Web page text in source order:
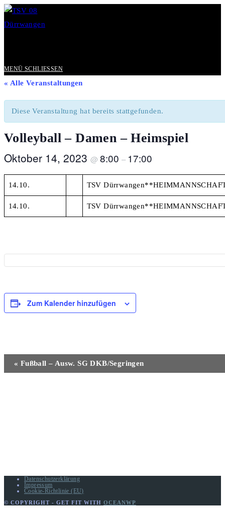
Zum
Inhalt
MENÜ SCHLIESSEN
« Alle Veranstaltungen
Diese Veranstaltung hat bereits stattgefunden.
Volleyball – Damen – Heimspiel
Oktober 14, 2023 @ 8:00 – 17:00
14.10. TSV
14.10. TSV
Zum Kalender hinzufügen
Veranstaltung-
Navigation
« Fußball – Ausw. SG DKB/Segringen
Datenschutzerklärung
Impressum
Cookie-Richtlinie (EU)
© COPYRIGHT - GET FIT WITH OCEANWP